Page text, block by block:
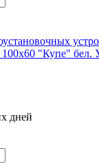
"Купе" бел.
дней